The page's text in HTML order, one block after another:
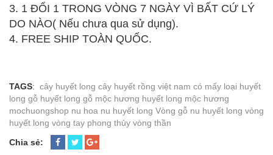
3. 1 ĐỔI 1 TRONG VÒNG 7 NGÀY VÌ BẤT CỨ LÝ
DO NÀO( Nếu chưa qua sử dụng).
4. FREE SHIP TOÀN QUỐC.
TAGS: cây huyết long cây huyết rồng việt nam có mấy loại huyết
long gỗ huyết long gỗ mộc hương huyết long mộc hương
mochuongshop nu hoa nu huyết long Vòng gỗ nu huyết long vòng
huyết long vòng tay phong thủy vòng thần
Chia sẻ: